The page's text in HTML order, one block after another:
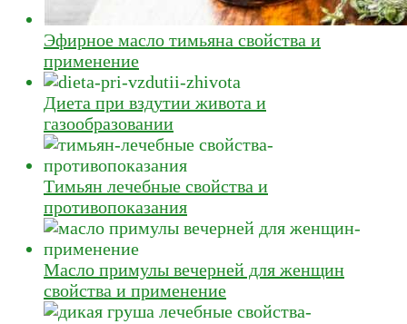
Эфирное масло тимьяна свойства и
применение
Диета при вздутии живота и
газообразовании
Тимьян лечебные свойства и
противопоказания
Масло примулы вечерней для женщин
свойства и применение